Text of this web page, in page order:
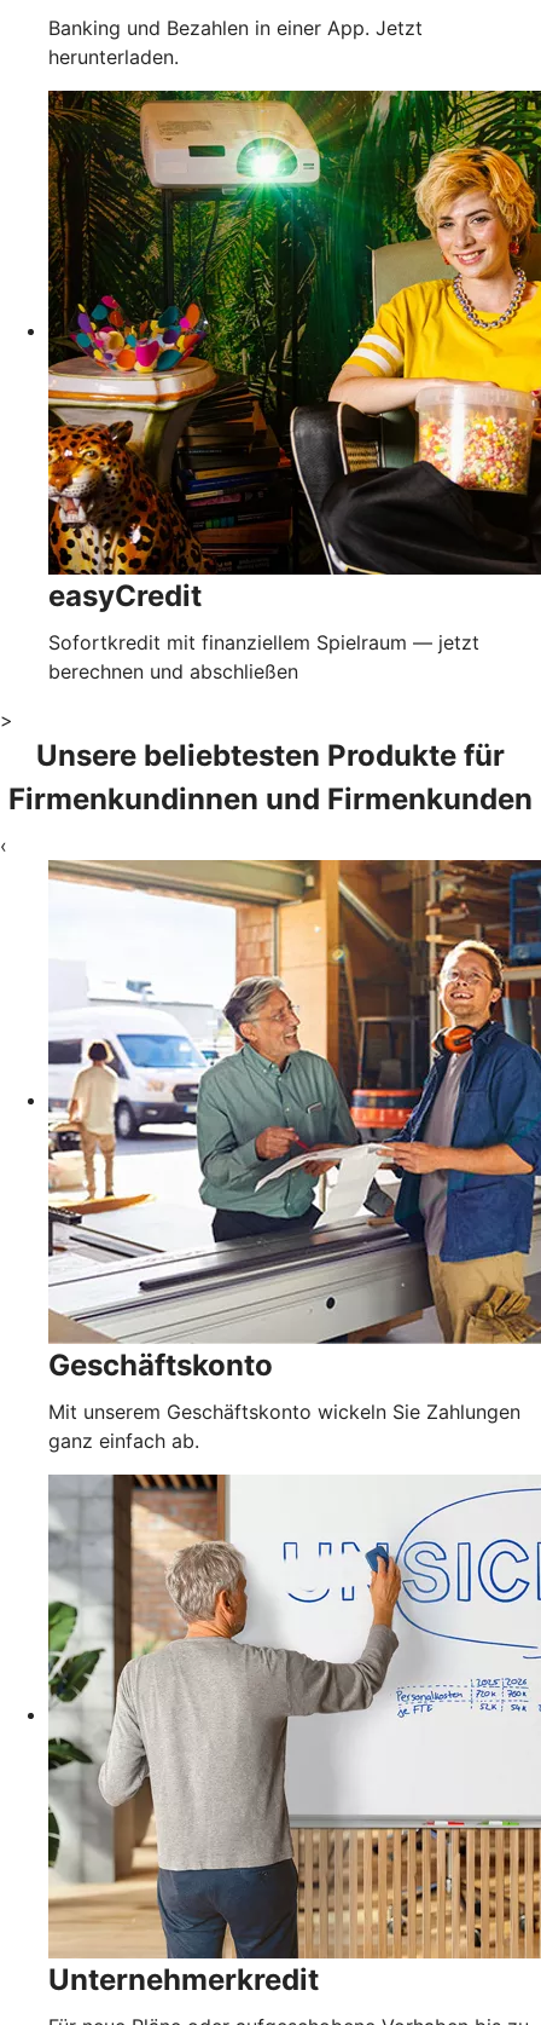
Banking und Bezahlen in einer App. Jetzt
herunterladen.
easyCredit
Sofortkredit mit finanziellem Spielraum — jetzt
berechnen und abschließen
>
Unsere beliebtesten Produkte für
Firmenkundinnen und Firmenkunden
‹
Geschäftskonto
Mit unserem Geschäftskonto wickeln Sie Zahlungen
ganz einfach ab.
Unternehmerkredit